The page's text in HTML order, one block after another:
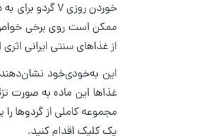
خوردن روزی
ممکن است روی برخی خواص
از غذاهای سنتی ایرانی
این به‌خودی‌خود
غذاها این ماده به صورت
مجموعه کاملی از گردو‌ها
یک کلیک اقدام کنید.